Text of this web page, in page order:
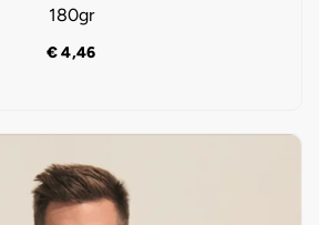
180gr
€4,46